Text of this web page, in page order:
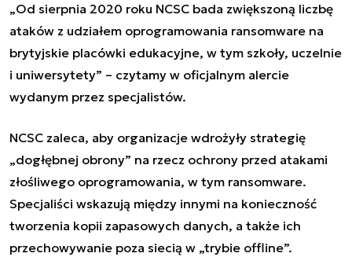
„Od sierpnia 2020 roku NCSC bada zwiększoną liczbę
ataków z udziałem oprogramowania ransomware na
brytyjskie placówki edukacyjne, w tym szkoły, uczelnie
i uniwersytety” – czytamy w oficjalnym alercie
wydanym przez specjalistów.
NCSC zaleca, aby organizacje wdrożyły strategię
„dogłębnej obrony” na rzecz ochrony przed atakami
złośliwego oprogramowania, w tym ransomware.
Specjaliści wskazują między innymi na konieczność
tworzenia kopii zapasowych danych, a także ich
przechowywanie poza siecią w „trybie offline”.